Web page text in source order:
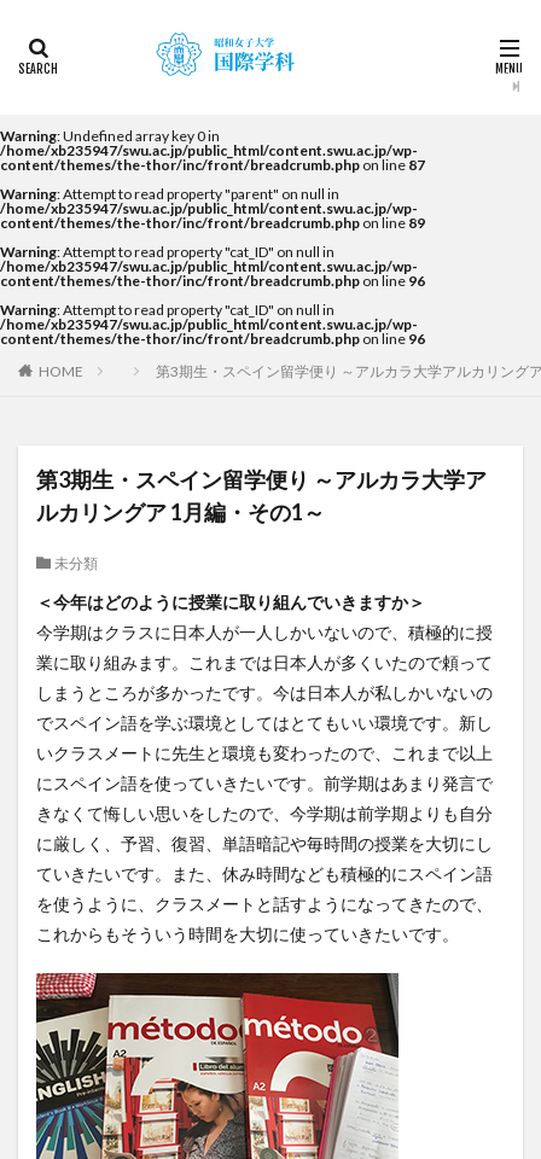
Warning: Undefined array key 0 in
/home/xb235947/swu.ac.jp/public_html/content.swu.ac.jp/wp-
content/themes/the-thor/inc/front/breadcrumb.php on line 87
Warning: Attempt to read property "parent" on null in
/home/xb235947/swu.ac.jp/public_html/content.swu.ac.jp/wp-
content/themes/the-thor/inc/front/breadcrumb.php on line 89
Warning: Attempt to read property "cat_ID" on null in
/home/xb235947/swu.ac.jp/public_html/content.swu.ac.jp/wp-
content/themes/the-thor/inc/front/breadcrumb.php on line 96
Warning: Attempt to read property "cat_ID" on null in
/home/xb235947/swu.ac.jp/public_html/content.swu.ac.jp/wp-
content/themes/the-thor/inc/front/breadcrumb.php on line 96
HOME
第3期生・スペイン留学便り ～アルカラ大学アルカリング
第3期生・スペイン留学便り ～アルカラ大学ア
ルカリングア 1月編・その1～
未分類
＜今年はどのように授業に取り組んでいきますか＞
今学期はクラスに日本人が一人しかいないので、積極的に授
業に取り組みます。これまでは日本人が多くいたので頼って
しまうところが多かったです。今は日本人が私しかいないの
でスペイン語を学ぶ環境としてはとてもいい環境です。新し
いクラスメートに先生と環境も変わったので、これまで以上
にスペイン語を使っていきたいです。前学期はあまり発言で
きなくて悔しい思いをしたので、今学期は前学期よりも自分
に厳しく、予習、復習、単語暗記や毎時間の授業を大切にし
ていきたいです。また、休み時間なども積極的にスペイン語
を使うように、クラスメートと話すようになってきたので、
これからもそういう時間を大切に使っていきたいです。
2022 2023 2024 2025 2026
KF
NEWS
STUDENTS OF THE YEAR
Temple University Japan Campus（TUJ）
The British School in Tokyo（BST）
UQ
アルカラ
アルカラ大学
アルカラ大学あるかリングア
インターンシップ
カーン・ノルマンディー大学Carré international留学
クイーンズランド
スケジュール
スピーチコンテスト
スペイン
スペイン・アルカラ大学Alcalingua留学
スペイントレド
スペインバルセロナ
スペインマドリード
スペイン留学
スペイン語
ソウル女子大学校
ソウル女子大学校留学
ダーラナ大学留学
ダブル・ディグリー・プログラム
テンプル大学ジャパン(TUJ)
ドイツ
ニュース
フランス
ベトナム国家大学
ベトナム国家大学ハノイ人文社会科学大学留学
ポーラ美術館
ボストン留学
ボランティア
ボランティア活動
ライプツィヒ
ライプツィヒ大学附属ドイツ語学校interDaF留学
レポート
ワルシャワ大学留学
上海交通大学
上海交通大学留学
上海外国語大学
中国